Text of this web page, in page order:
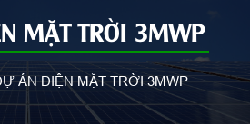
MẶT TRỜI 3MWP
ÁN ĐIỆN MẶT TRỜI 3MWP